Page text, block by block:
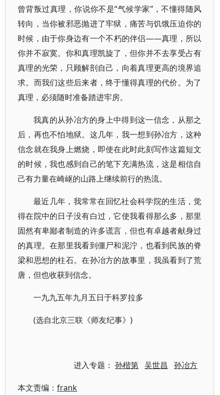
曾背叛过真理，你说你不是“气候学家”，不懂得随风
转向，当你被邪恶抛进了牢狱，痛苦与饥饿压迫你的
时候，由于你身边有一个不朽的伴侣——真理，所以
你并不寂寞。你和真理凯旋了，但你并不去享受占有
真理的光荣，只顾解剖自己，向着真理更高的境界追
求。而我们这些后来者，终于懂得真理的代价。为了
真理，必须随时准备踏进牢房。
我真的从孙冶方的身上中得到这一信念，从那之
后，再也不怕地狱。这几年，我一想到孙冶方，这种
信念就在我身上燃烧，即使在此时此刻写作这篇短文
的时候，我也感到自己的笔下充满热流，这是相信自
己有力量在崎岖的山路上继续前行的热流。
最近几年，我常常在回忆社会科学院的生活，觉
得在院中的日子没有白过，它使我看得那么多，那里
固然有卑鄙者制造的许多谎言，但也有卓越者献身过
的真理。在那里我看到僵尸和泥泞，也看到民族的脊
梁和思想的柱石。在孙冶方的故事里，我虽看到了荒
唐，但也收获到信念。
一九九五年九月五日于科罗拉多
(选自北京三联《师友纪事》)
进入专题：孙楷第 吴世昌 孙冶方
本文责编： frank